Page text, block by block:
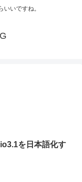
いですね。
を日本語化す